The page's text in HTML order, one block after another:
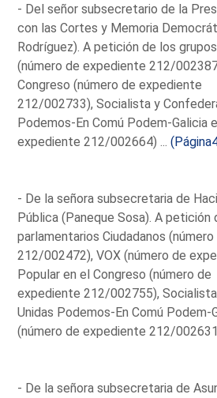
- Del señor subsecretario de la
con las Cortes y Memoria
Rodríguez). A petición de los
(número de expediente 212/
Congreso (número de expediente
212/002733), Socialista y
Podemos-En Comú Podem-Galicia
expediente 212/002664) ...
- De la señora subsecretaria de
Pública (Paneque Sosa). A petición
parlamentarios Ciudadanos
212/002472), VOX (número de
Popular en el Congreso (número de
expediente 212/002755),
Unidas Podemos-En Comú Podem-
(número de expediente 212/
- De la señora subsecretaria de